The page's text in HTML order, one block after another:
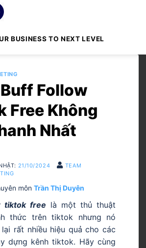
BUSINESS TO NEXT LEVEL
Follow
Free Không
Nhất
21/10/2024
TEAM
môn Trần Thị Duyên
tiktok free là một thủ thuật
thức trên tiktok nhưng nó
rất nhiều hiệu quả cho các
dựng kênh tiktok. Hãy cùng